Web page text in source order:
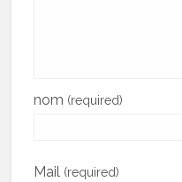
nom (required)
Mail (required)